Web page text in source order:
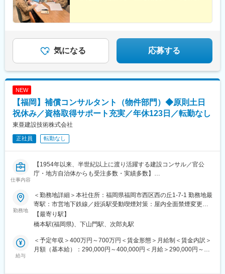
気になる 応募する
NEW
【福岡】補償コンサルタント（物件部門）◆原則土日
祝休み／資格取得サポート充実／年休123日／転勤なし
東亜建設技術株式会社
正社員 転勤なし
仕事内容
【1954年以来、半世紀以上に渡り活躍する建設コンサル／官公
庁・地方自治体からも受注多数・実績多数】
■ポジション概要：
公共工事の施工に伴う用地取得等に際して必要となる、土地・建
物及び工作物等の調査・算定業務、また補償説明業務をお任せし
ます。
※経験や資格・実績に応じて、はじめは担当技術者としてご活躍頂
きます。
■具体的な業務内容：
勤務地
＜勤務地詳細＞本社住所：福岡県福岡市西区西の丘1-7-1 勤務地最
寄駅：市営地下鉄線／姪浜駅受動喫煙対策：屋内全面禁煙変更の
範囲：会社の定める事業所
【最寄り駅】
橋本駅(福岡県)、下山門駅、次郎丸駅
給与
＜予定年収＞400万円～700万円＜賃金形態＞月給制＜賃金内訳＞
月額（基本給）：290,000円～400,000円＜月給＞290,000円～